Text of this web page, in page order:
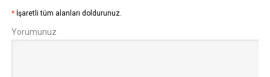
* İşaretli tüm alanları doldurunuz.
Yorumunuz